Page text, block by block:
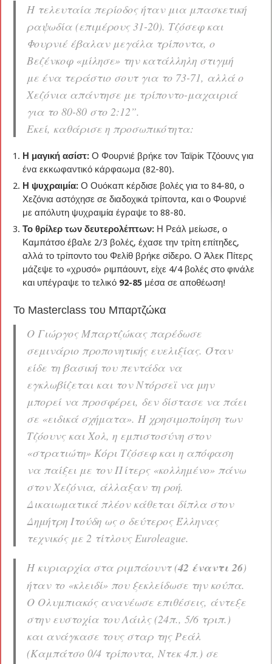
Η τελευταία περίοδος ήταν μια μπασκετική
ραψωδία (επιμέρους 31-20). Τζόσεφ και
Φουρνιέ έβαλαν μεγάλα τρίποντα, ο
Βεζένκοφ «μίλησε» την κατάλληλη στιγμή
με ένα τεράστιο σουτ για το 73-71, αλλά ο
Χεζόνια απάντησε με τρίποντο-μαχαιριά
για το 80-80 στο 2:12”.
Εκεί, καθάρισε η προσωπικότητα:
Η μαγική ασίστ: Ο Φουρνιέ βρήκε τον Ταϊρίκ Τζόουνς για
ένα εκκωφαντικό κάρφαωμα (82-80).
Η ψυχραιμία: Ο Ουόκαπ κέρδισε βολές για το 84-80, ο
Χεζόνια αστόχησε σε διαδοχικά τρίποντα, και ο Φουρνιέ
με απόλυτη ψυχραιμία έγραψε το 88-80.
Το θρίλερ των δευτερολέπτων: Η Ρεάλ μείωσε, ο
Καμπάτσο έβαλε 2/3 βολές, έχασε την τρίτη επίτηδες,
αλλά το τρίποντο του Φελίθ βρήκε σίδερο. Ο Άλεκ Πίτερς
μάζεψε το «χρυσό» ριμπάουντ, είχε 4/4 βολές στο φινάλε
και υπέγραψε το τελικό 92-85 μέσα σε αποθέωση!
Το Masterclass του Μπαρτζώκα
Ο Γιώργος Μπαρτζώκας παρέδωσε
σεμινάριο προπονητικής ευελιξίας. Όταν
είδε τη βασική του πεντάδα να
εγκλωβίζεται και τον Ντόρσεϊ να μην
μπορεί να προσφέρει, δεν δίστασε να πάει
σε «ειδικά σχήματα». Η χρησιμοποίηση των
Τζόουνς και Χολ, η εμπιστοσύνη στον
«στρατιώτη» Κόρι Τζόσεφ και η απόφαση
να παίξει με τον Πίτερς «κολλημένο» πάνω
στον Χεζόνια, άλλαξαν τη ροή.
Δικαιωματικά πλέον κάθεται δίπλα στον
Δημήτρη Ιτούδη ως ο δεύτερος Έλληνας
τεχνικός με 2 τίτλους Euroleague.
Η κυριαρχία στα ριμπάουντ (42 έναντι 26)
ήταν το «κλειδί» που ξεκλείδωσε την κούπα.
Ο Ολυμπιακός ανανέωσε επιθέσεις, άντεξε
στην ευστοχία του Λάιλς (24π., 5/6 τριπ.)
και ανάγκασε τους σταρ της Ρεάλ
(Καμπάτσο 0/4 τρίποντα, Ντεκ 4π.) σε